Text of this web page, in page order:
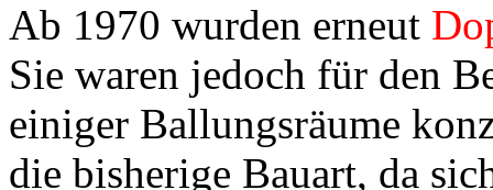
Ab 1970 wurden erneut
Sie waren jedoch für den
einiger Ballungsräume
die bisherige Bauart, da